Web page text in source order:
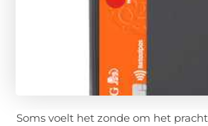
Soms voelt het zonde om het